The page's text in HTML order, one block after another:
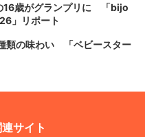
16歳がグランプリに 「bijo
」リポート
類の味わい 「ベビースター
連サイト